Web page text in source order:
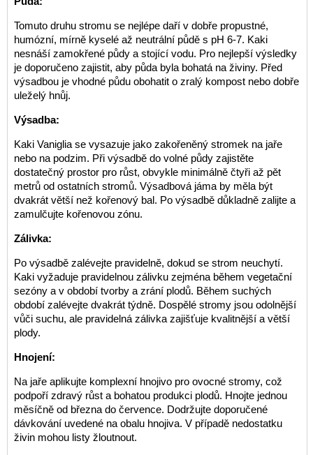
Tomuto druhu stromu se nejlépe daří v dobře propustné,
humózní, mírně kyselé až neutrální půdě s pH 6-7. Kaki
nesnáší zamokřené půdy a stojící vodu. Pro nejlepší výsledky
je doporučeno zajistit, aby půda byla bohatá na živiny. Před
výsadbou je vhodné půdu obohatit o zralý kompost nebo dobře
uleželý hnůj.
Výsadba:
Kaki Vaniglia se vysazuje jako zakořeněný stromek na jaře
nebo na podzim. Při výsadbě do volné půdy zajistěte
dostatečný prostor pro růst, obvykle minimálně čtyři až pět
metrů od ostatních stromů. Výsadbová jáma by měla být
dvakrát větší než kořenový bal. Po výsadbě důkladně zalijte a
zamulčujte kořenovou zónu.
Zálivka:
Po výsadbě zalévejte pravidelně, dokud se strom neuchytí.
Kaki vyžaduje pravidelnou zálivku zejména během vegetační
sezóny a v období tvorby a zrání plodů. Během suchých
období zalévejte dvakrát týdně. Dospělé stromy jsou odolnější
vůči suchu, ale pravidelná zálivka zajišťuje kvalitnější a větší
plody.
Hnojení:
Na jaře aplikujte komplexní hnojivo pro ovocné stromy, což
podpoří zdravý růst a bohatou produkci plodů. Hnojte jednou
měsíčně od března do července. Dodržujte doporučené
dávkování uvedené na obalu hnojiva. V případě nedostatku
živin mohou listy žloutnout.